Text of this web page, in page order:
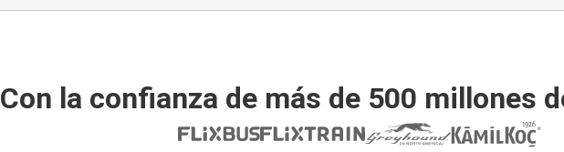
Con la confianza de más de 500 millones